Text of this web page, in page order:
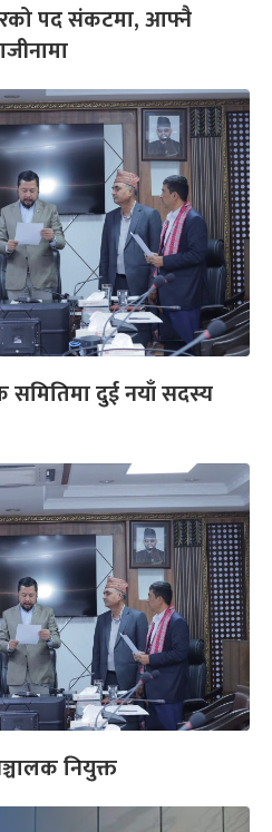
पद संकटमा, आफ्नै
समितिमा दुई नयाँ सदस्य
नियुक्त